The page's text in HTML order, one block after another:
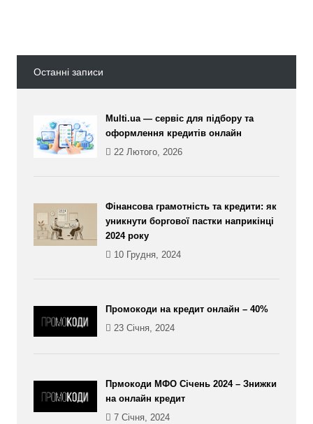
Останні записи
Multi.ua — сервіс для підбору та
оформлення кредитів онлайн
22 Лютого, 2026
Фінансова грамотність та кредити: як
уникнути боргової пастки наприкінці
2024 року
10 Грудня, 2024
Промокоди на кредит онлайн – 40%
23 Січня, 2024
Прмокоди МФО Січень 2024 – Знижки
на онлайн кредит
7 Січня, 2024